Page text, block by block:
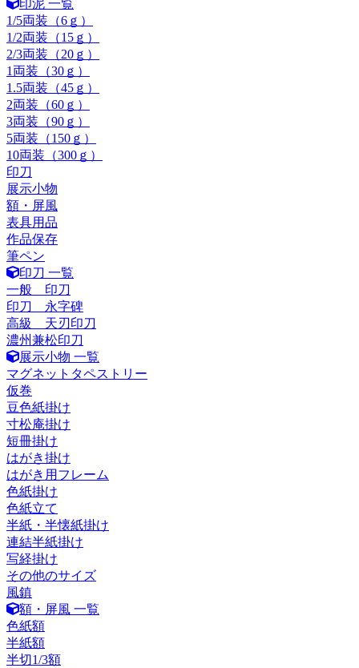
印泥 一覧
1/5両装（6ｇ）
1/2両装（15ｇ）
2/3両装（20ｇ）
1両装（30ｇ）
1.5両装（45ｇ）
2両装（60ｇ）
3両装（90ｇ）
5両装（150ｇ）
10両装（300ｇ）
印刀
展示小物
額・屏風
表具用品
作品保存
筆ペン
印刀 一覧
一般 印刀
印刀 永字碑
高級 天刃印刀
濃州兼松印刀
展示小物 一覧
マグネットタペストリー
仮巻
豆色紙掛け
寸松庵掛け
短冊掛け
はがき掛け
はがき用フレーム
色紙掛け
色紙立て
半紙・半懐紙掛け
連結半紙掛け
写経掛け
その他のサイズ
風鎮
額・屏風 一覧
色紙額
半紙額
半切1/3額